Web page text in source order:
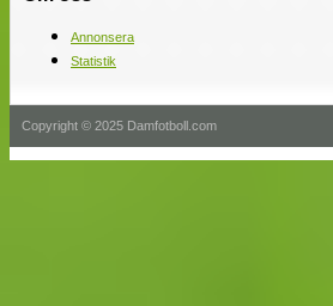
Annonsera
Statistik
Copyright © 2025 Damfotboll.com